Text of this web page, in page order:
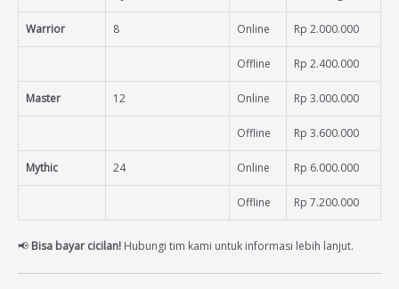
Warrior 8 Online Rp 2.000.000
Offline Rp 2.400.000
Master 12 Online Rp 3.000.000
Offline Rp 3.600.000
Mythic 24 Online Rp 6.000.000
Offline Rp 7.200.000
📢 Bisa bayar cicilan! Hubungi tim kami untuk informasi lebih lanjut.